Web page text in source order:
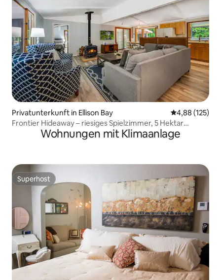
Privatunterkunft in Ellison Bay
4,88 (125)
Frontier Hideaway – riesiges Spielzimmer, 5 Hektar
Privatgrundstück
Wohnungen mit Klimaanlage
Superhost
Superhost